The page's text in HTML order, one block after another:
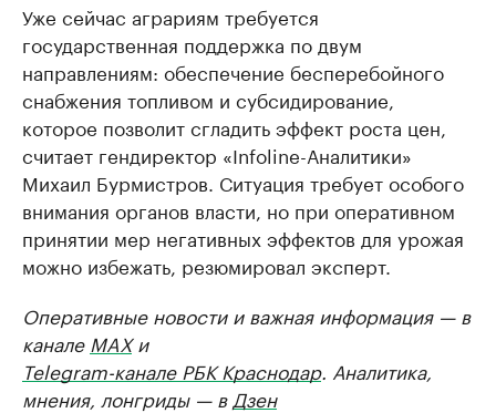
Уже сейчас аграриям требуется
государственная поддержка по двум
направлениям: обеспечение бесперебойного
снабжения топливом и субсидирование,
которое позволит сгладить эффект роста цен,
считает гендиректор «Infoline-Аналитики»
Михаил Бурмистров. Ситуация требует особого
внимания органов власти, но при оперативном
принятии мер негативных эффектов для урожая
можно избежать, резюмировал эксперт.
Оперативные новости и важная информация — в
канале MAXи
Telegram-канале РБК Краснодар. Аналитика,
мнения, лонгриды — в Дзен